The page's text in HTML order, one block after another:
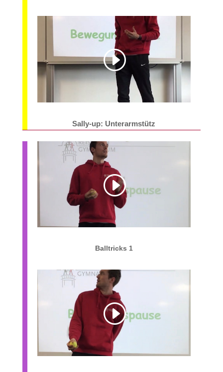
Sally-up: Unterarmstütz
Balltricks 1